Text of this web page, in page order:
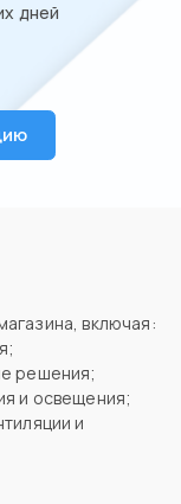
дней
включая:
решения;
и освещения;
и